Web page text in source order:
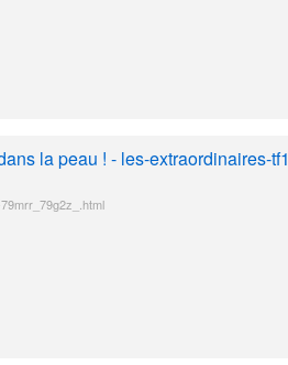
la peau ! - les-extraordinaires-tf1